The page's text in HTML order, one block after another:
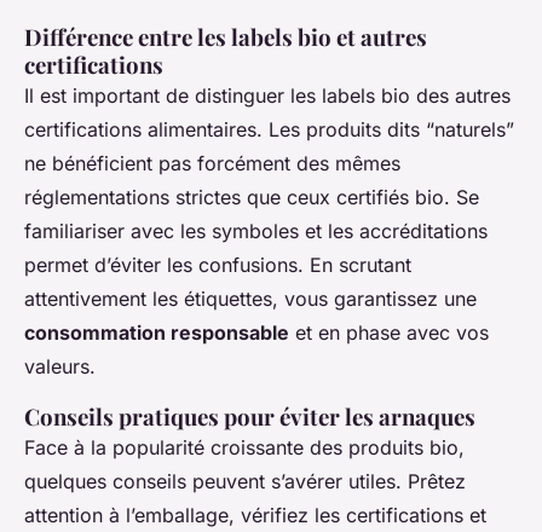
Différence entre les labels bio et autres
certifications
Il est important de distinguer les labels bio des autres
certifications alimentaires. Les produits dits “naturels”
ne bénéficient pas forcément des mêmes
réglementations strictes que ceux certifiés bio. Se
familiariser avec les symboles et les accréditations
permet d’éviter les confusions. En scrutant
attentivement les étiquettes, vous garantissez une
consommation responsable et en phase avec vos
valeurs.
Conseils pratiques pour éviter les arnaques
Face à la popularité croissante des produits bio,
quelques conseils peuvent s’avérer utiles. Prêtez
attention à l’emballage, vérifiez les certifications et